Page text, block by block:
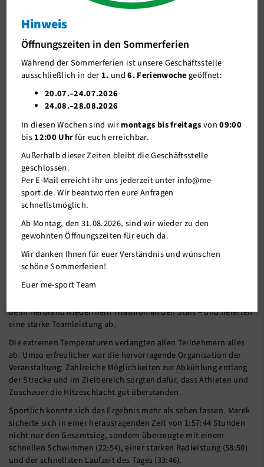
Starker Auftritt der TRIandertaler beim
Herbrand Niederrhein Triathlon
29.06.2026
Was für ein Renntag! Bei hochsommerlichen 31 Grad gingen
beim Herbrand Niederrhein Triathlon an den Start – und lieferten
eine starke Teamleistung ab.
Die extremen Temperaturen verlangten allen Teilnehmern alles
ab. Umso erfreulicher war die hervorragende Organisation der
Veranstaltung: Zahlreiche Möglichkeiten zur Abkühlung entlang
der Strecke und im Zielbereich sorgten dafür, dass Athleten und
Zuschauer die Hitzeschlacht gut überstanden.
Sportlich konnte sich das Ergebnis mehr als sehen lassen. Marek
sicherte sich in einer herausragenden Zeit von 1:57:44 Stunden
nicht nur den Gesamtsieg, sondern überzeugte mit einem
schnellen Schwimmen (22:54), einer starken Radleistung (58:50)
und der schnellsten Laufzeit des Tages (33:46).
J-Team
Stellenangebote
Förderverein me-sport e.V.
Mitgliederservice
Verantwortung
Hinweis
Öffnungszeiten in den Sommerferien
Während der Sommerferien ist unsere Geschäftsstelle
ausschließlich in der 1. und6. Ferienwochegeöffnet:
20.07.–24.07.2026
24.08.–28.08.2026
In diesen Wochen sind wirmontags bis freitagsvon09:00
bis12:00 Uhrfür euch erreichbar.
Außerhalb dieser Zeiten bleibt die Geschäftsstelle
geschlossen.
Per E-Mail erreicht ihr uns jederzeit unter info@me-
sport.de. Wir beantworten eure Anfragen
schnellstmöglich.
Ab Montag, den 31.08.2026, sind wir wieder zu den
gewohnten Öffnungszeiten für euch da.
Wir danken Ihnen für euer Verständnis und wünschen
schöne Sommerferien!
Euer me-sport Team